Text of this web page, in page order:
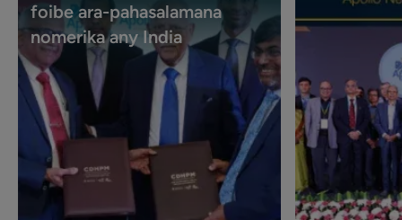
foibe ara-pahasalamana
nomerika any India